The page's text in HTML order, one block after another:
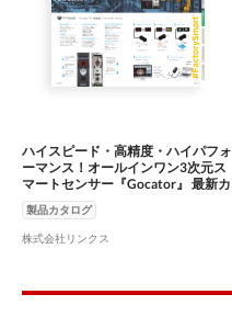
ハイスピード・高精度・ハイパフォ
ーマンス！オールインワン3次元ス
マートセンサー『Gocator』 最新カ
タログ
製品カタログ
株式会社リンクス